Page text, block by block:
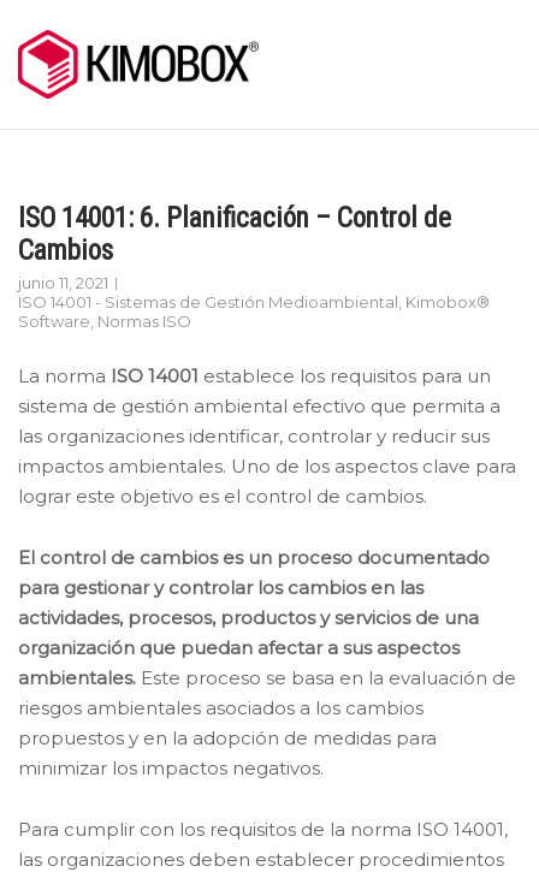
to
content
ISO 14001: 6. Planificación – Control de
Cambios
junio 11, 2021
ISO 14001 - Sistemas de Gestión Medioambiental Kimobox®
Software Normas ISO
La norma ISO 14001 establece los requisitos para un
sistema de gestión ambiental efectivo que permita a
las organizaciones identificar, controlar y reducir sus
impactos ambientales. Uno de los aspectos clave para
lograr este objetivo es el control de cambios.
El control de cambios es un proceso documentado
para gestionar y controlar los cambios en las
actividades, procesos, productos y servicios de una
organización que puedan afectar a sus aspectos
ambientales. Este proceso se basa en la evaluación de
riesgos ambientales asociados a los cambios
propuestos y en la adopción de medidas para
minimizar los impactos negativos.
Para cumplir con los requisitos de la norma ISO 14001,
las organizaciones deben establecer procedimientos